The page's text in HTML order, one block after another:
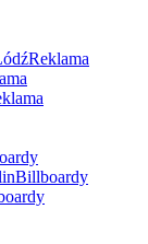
Reklama
Billboardy